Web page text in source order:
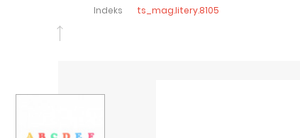
Indeks ts_mag.litery.8105